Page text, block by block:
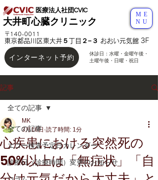
ME
NU
休診日：水曜・金曜午後 ・
土曜午後・日曜・祝日
〒140-0011
東京都品川区東大井５丁目２−３ おおい元気館 3F
インターネット予約
大井町心臓クリニック
医療法人社団CVIC
記事
全ての記事
エコー検査予定日カレンダー
診療日（診療時間）変更のお知らせ
全ての記事
心疾患における突然死の
50%以上は「無症状」「自
MK
3月16日 読了時間: 1分